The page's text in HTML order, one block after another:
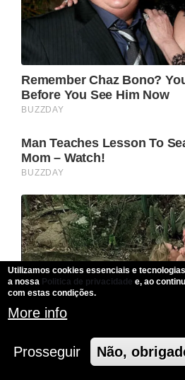
Utilizamos cookies essenciais e
a nossa Politica de privacidade e, ao
com estas condições.
More info
Prosseguir Não,